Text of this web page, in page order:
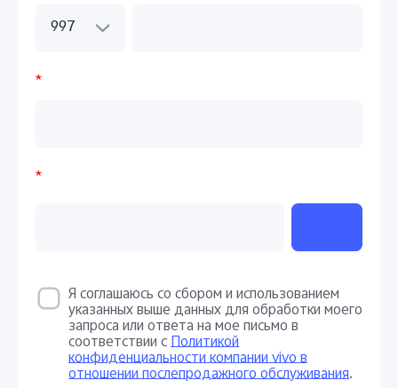
997
*
*
Я соглашаюсь со сбором и использованием
указанных выше данных для обработки моего
запроса или ответа на мое письмо в
соответствии сПолитикой
конфиденциальности компании vivo в
отношении послепродажного обслуживания.